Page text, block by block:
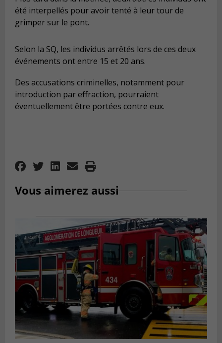
été interpellés pour avoir tenté à leur tour de
grimper sur le pont.
Selon la SQ, les individus arrêtés lors de ces deux
événements ont entre 15 et 20 ans.
Des accusations criminelles, notamment pour
introduction par effraction, pourraient
éventuellement être portées contre eux.
Vous aimerez aussi